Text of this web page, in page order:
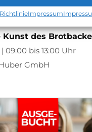
Impressum
des
| 09:00 bis 13:00 Uhr
GmbH